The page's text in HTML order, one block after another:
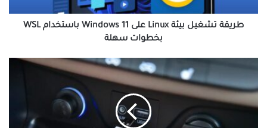
بخطوات
طريقة تشغيل بيئة Linux على Windows 11 باستخدام WSL
بخطوات سهلة
متوقعة
لمنفذ